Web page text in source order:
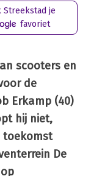
Streekstad je
favoriet
scooters en
de
Erkamp (40)
hij niet,
toekomst
De